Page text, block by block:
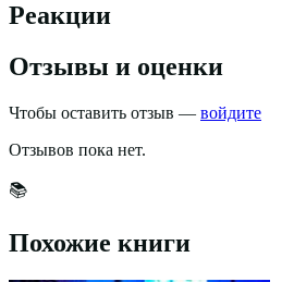
Реакции
Отзывы и оценки
Чтобы оставить отзыв — войдите
Отзывов пока нет.
📚
Похожие книги